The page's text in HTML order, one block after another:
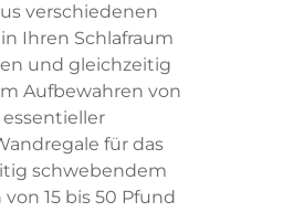
verschiedenen
Ihren Schlafraum
und gleichzeitig
Aufbewahren von
für das
schwebendem
15 bis 50 Pfund